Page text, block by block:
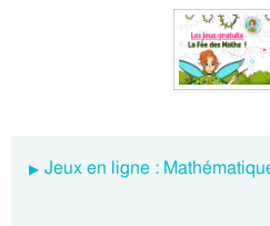
Jeux en ligne :